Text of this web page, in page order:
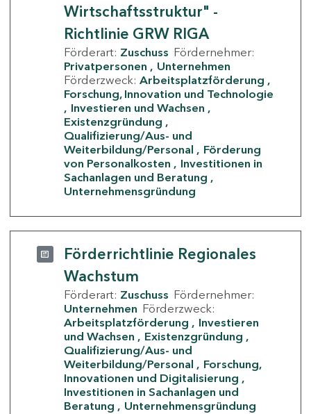
Wirtschaftsstruktur" -
Richtlinie GRW RIGA
Förderart: Zuschuss Fördernehmer:
Privatpersonen
Unternehmen
Förderzweck: Arbeitsplatzförderung
Forschung, Innovation und Technologie
Investieren und Wachsen
Existenzgründung
Qualifizierung/Aus- und
Weiterbildung/Personal
Förderung
von Personalkosten
Investitionen in
Sachanlagen und Beratung
Unternehmensgründung
Förderrichtlinie Regionales
Wachstum
Förderart: Zuschuss Fördernehmer:
Unternehmen Förderzweck:
Arbeitsplatzförderung
Investieren
und Wachsen
Existenzgründung
Qualifizierung/Aus- und
Weiterbildung/Personal
Forschung,
Innovationen und Digitalisierung
Investitionen in Sachanlagen und
Beratung
Unternehmensgründung